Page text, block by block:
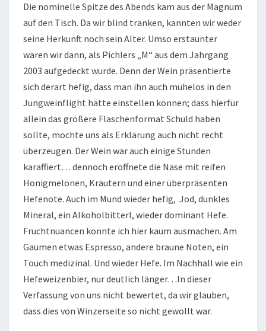
Die nominelle Spitze des Abends kam aus der Magnum
auf den Tisch. Da wir blind tranken, kannten wir weder
seine Herkunft noch sein Alter. Umso erstaunter
waren wir dann, als Pichlers „M“ aus dem Jahrgang
2003 aufgedeckt wurde. Denn der Wein präsentierte
sich derart hefig, dass man ihn auch mühelos in den
Jungweinflight hätte einstellen können; dass hierfür
allein das größere Flaschenformat Schuld haben
sollte, mochte uns als Erklärung auch nicht recht
überzeugen. Der Wein war auch einige Stunden
karaffiert… dennoch eröffnete die Nase mit reifen
Honigmelonen, Kräutern und einer überpräsenten
Hefenote. Auch im Mund wieder hefig, Jod, dunkles
Mineral, ein Alkoholbitterl, wieder dominant Hefe.
Fruchtnuancen konnte ich hier kaum ausmachen. Am
Gaumen etwas Espresso, andere braune Noten, ein
Touch medizinal. Und wieder Hefe. Im Nachhall wie ein
Hefeweizenbier, nur deutlich länger…In dieser
Verfassung von uns nicht bewertet, da wir glauben,
dass dies von Winzerseite so nicht gewollt war.